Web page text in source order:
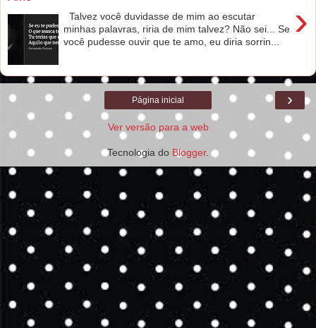
›
Talvez você duvidasse de mim ao escutar
minhas palavras, riria de mim talvez? Não sei... Se
você pudesse ouvir que te amo, eu diria sorrin...
›
Página inicial
Ver versão para a web
Tecnologia do Blogger.